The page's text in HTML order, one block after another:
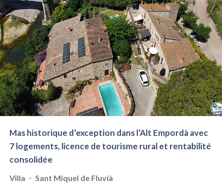
Mas historique d’exception dans l’Alt Empordà avec
7 logements, licence de tourisme rural et rentabilité
consolidée
Villa - Sant Miquel de Fluvià